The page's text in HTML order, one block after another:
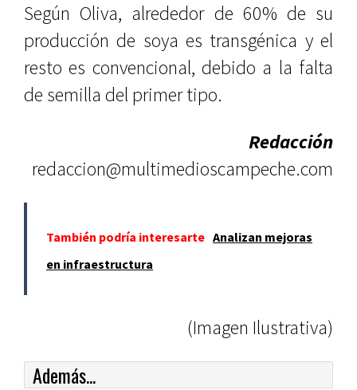
Según Oliva, alrededor de 60% de su
producción de soya es transgénica y el
resto es convencional, debido a la falta
de semilla del primer tipo.
Redacción
redaccion@multimedioscampeche.com
También podría interesarte Analizan mejoras
en infraestructura
(Imagen Ilustrativa)
Además...